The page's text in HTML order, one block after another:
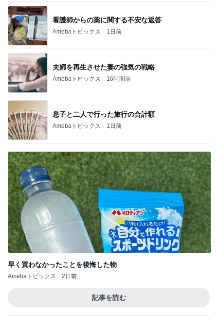
看護師からの薬に関する不安な返答
Amebaトピックス 1日前
夫婦を再生させた妻の強気の戦略
Amebaトピックス 16時間前
息子と二人で行った旅行の合計額
Amebaトピックス 1日前
早く買わなかったことを後悔した物
Amebaトピックス 2日前
記事を読む